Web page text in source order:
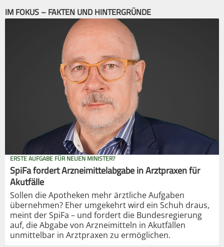
IM FOKUS – FAKTEN UND HINTERGRÜNDE
ERSTE AUFGABE FÜR NEUEN MINISTER?
SpiFa fordert Arzneimittelabgabe in Arztpraxen für
Akutfälle
Sollen die Apotheken mehr ärztliche Aufgaben
übernehmen? Eher umgekehrt wird ein Schuh draus,
meint der SpiFa – und fordert die Bundesregierung
auf, die Abgabe von Arzneimitteln in Akutfällen
unmittelbar in Arztpraxen zu ermöglichen.